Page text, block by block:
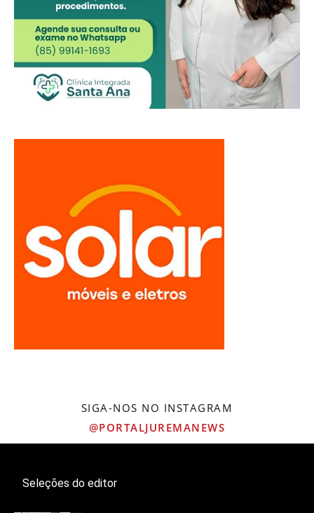
SIGA-NOS NO INSTAGRAM
@PORTALJUREMANEWS
Seleções do editor